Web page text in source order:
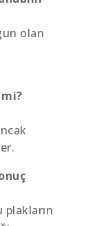
olan
plakların